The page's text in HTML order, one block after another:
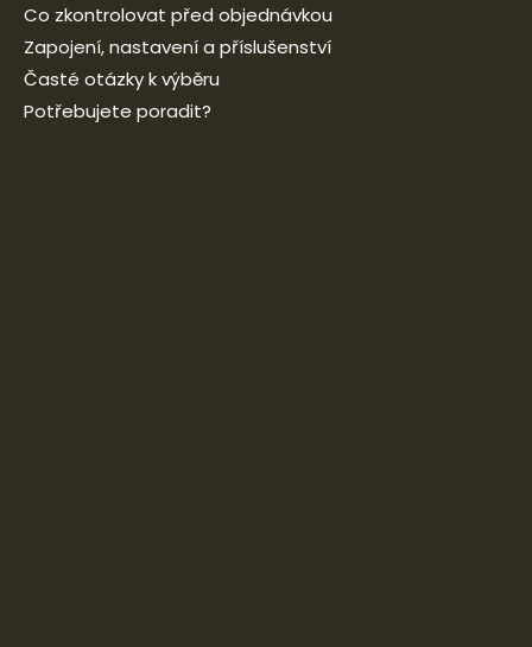
Co zkontrolovat před objednávkou
Zapojení, nastavení a příslušenství
Časté otázky k výběru
Potřebujete poradit?